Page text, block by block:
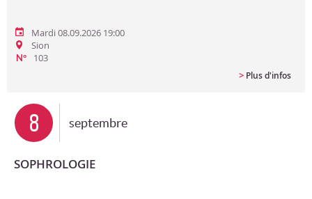
Mardi 08.09.2026 19:00
Sion
N°
103
> Plus d'infos
8 septembre
SOPHROLOGIE